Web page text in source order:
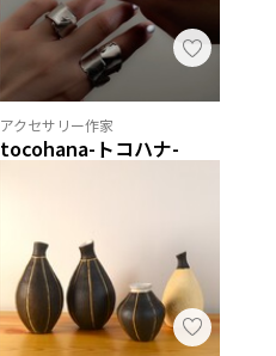
アクセサリー作家
tocohana-トコハナ-